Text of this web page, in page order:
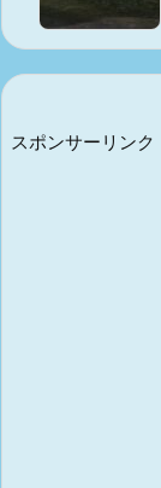
スポンサーリンク